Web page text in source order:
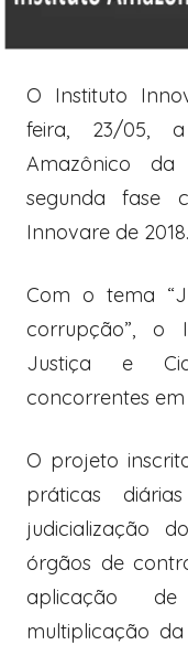
O Instituto
feira, 23/05,
Amazônico
segunda fase
Innovare de 2018.
Com o tema
corrupção”, o
Justiça e
concorrentes
O projeto
práticas
judicialização
órgãos de
aplicação
multiplicação